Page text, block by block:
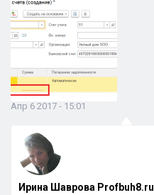
Апр 6 2017 - 15:01
Ирина Шаврова Profbuh8.ru